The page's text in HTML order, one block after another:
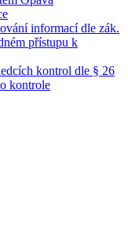
informací dle zák.
přístupu k
kontrol dle § 26
kontrole